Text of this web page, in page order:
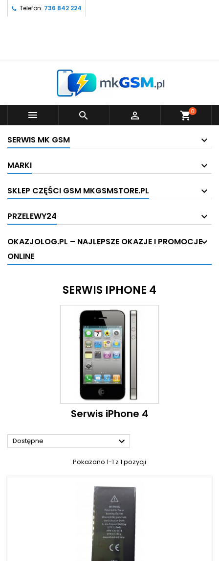
Telefon: 736 842 224
   shopping_cart0
SERWIS MK GSM
MARKI
SKLEP CZĘŚCI GSM MKGSMSTORE.PL
PRZELEWY24
OKAZJOLOG.PL – NAJLEPSZE OKAZJE I PROMOCJE
ONLINE
SERWIS IPHONE 4
Serwis iPhone 4
Dostępne 
Pokazano 1-1 z 1 pozycji